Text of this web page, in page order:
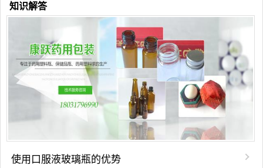
知识解答
使用口服液玻璃瓶的优势